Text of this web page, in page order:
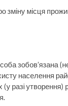
місця
зобов’язана
населення
(у разі